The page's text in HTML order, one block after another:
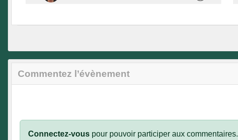
Commentez l’évènement
Connectez-vous pour pouvoir participer aux commentaires.